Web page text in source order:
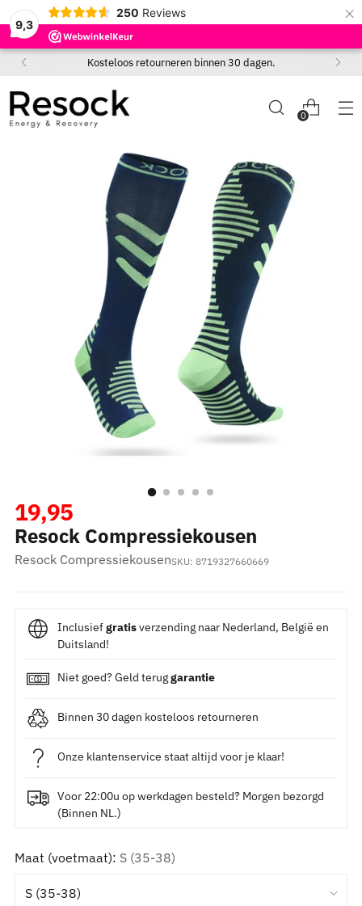
9,3
250 Reviews ×
Kosteloos retourneren binnen 30 dagen.
0
Resock Compressiekousen
Resock CompressiekousenSKU: 8719327660669
Normale
prijs
19,95
Inclusiefgratisverzending naar Nederland, België en
Duitsland!
Niet goed? Geld teruggarantie
Binnen 30 dagen kosteloos retourneren
Onze klantenservice staat altijd voor je klaar!
Voor 22:00u op werkdagen besteld? Morgen bezorgd
(Binnen NL.)
Maat (voetmaat): S (35-38)